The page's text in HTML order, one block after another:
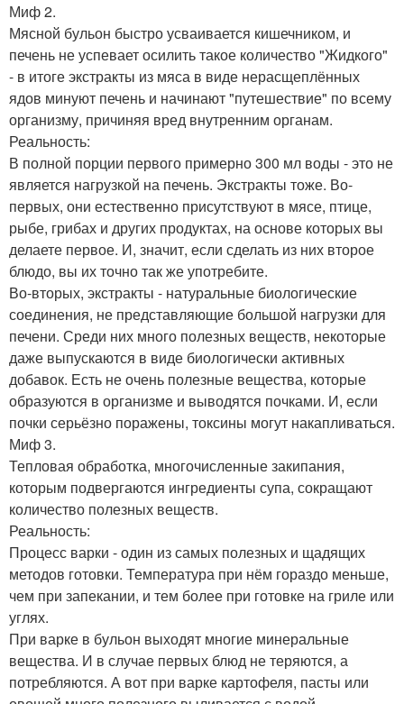
Миф 2.
Мясной бульон быстро усваивается кишечником, и
печень не успевает осилить такое количество "Жидкого"
- в итоге экстракты из мяса в виде нерасщеплённых
ядов минуют печень и начинают "путешествие" по всему
организму, причиняя вред внутренним органам.
Реальность:
В полной порции первого примерно 300 мл воды - это не
является нагрузкой на печень. Экстракты тоже. Во-
первых, они естественно присутствуют в мясе, птице,
рыбе, грибах и других продуктах, на основе которых вы
делаете первое. И, значит, если сделать из них второе
блюдо, вы их точно так же употребите.
Во-вторых, экстракты - натуральные биологические
соединения, не представляющие большой нагрузки для
печени. Среди них много полезных веществ, некоторые
даже выпускаются в виде биологически активных
добавок. Есть не очень полезные вещества, которые
образуются в организме и выводятся почками. И, если
почки серьёзно поражены, токсины могут накапливаться.
Миф 3.
Тепловая обработка, многочисленные закипания,
которым подвергаются ингредиенты супа, сокращают
количество полезных веществ.
Реальность:
Процесс варки - один из самых полезных и щадящих
методов готовки. Температура при нём гораздо меньше,
чем при запекании, и тем более при готовке на гриле или
углях.
При варке в бульон выходят многие минеральные
вещества. И в случае первых блюд не теряются, а
потребляются. А вот при варке картофеля, пасты или